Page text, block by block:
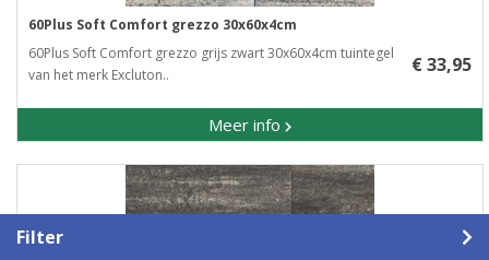
Filter
60Plus Soft Comfort grezzo 30x60x4cm
60Plus Soft Comfort grezzo grijs zwart 30x60x4cm tuintegel
van het merk Excluton..
Meer info
€ 33,95